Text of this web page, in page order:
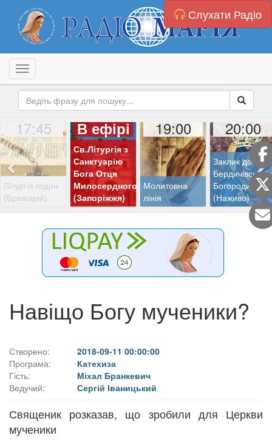
Слухати Радіо
Toggle navigation
17:45
Літургія годин
(Бревіарій)
В ефірі
Св.Літургія з
Санктуарію
Бога Отця
Милосердного
(Запоріжжя)
19:00
Молитовна
лінія
20:00
Заклик до
Бердичівської
Богородиці
(Наживо)
Навіщо Богу мученики?
Створено:
2018-09-11 00:00:00
Програма:
Катехиза
Гість:
Міхал Бранкевич
Ведучий:
Сергій Іваницький
Священик розказав, що зробили для Церкви
мученики